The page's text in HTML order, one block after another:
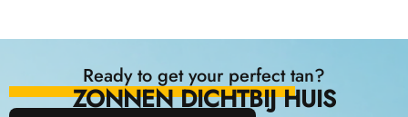
Ready to get your perfect tan?
ZONNEN DICHTBIJ HUIS